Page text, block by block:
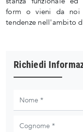
form o vieni da noi
tendenze nell'ambito
Richiedi